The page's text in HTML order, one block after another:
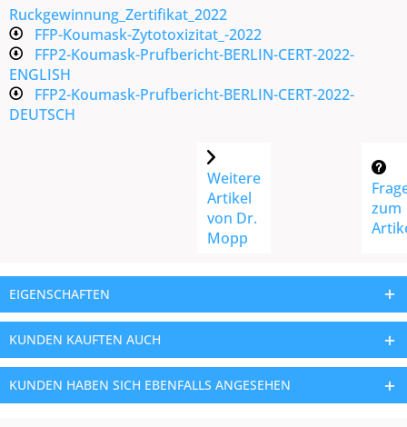
Ruckgewinnung_Zertifikat_2022
FFP-Koumask-Zytotoxizitat_-2022
FFP2-Koumask-Prufbericht-BERLIN-CERT-2022-
ENGLISH
FFP2-Koumask-Prufbericht-BERLIN-CERT-2022-
DEUTSCH
Weitere
Artikel
von Dr.
Mopp
zum
EIGENSCHAFTEN
KUNDEN KAUFTEN AUCH
KUNDEN HABEN SICH EBENFALLS ANGESEHEN